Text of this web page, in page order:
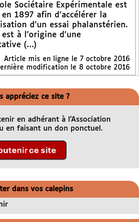
Sociétaire Expérimentale est
en 1897 afin d’accélérer la
d’un essai phalanstérien.
est à l’origine d’une
(…)
Article mis en ligne le 7 octobre 2016
modification le 8 octobre 2016
appréciez ce site ?
en adhérant à l’Association
en faisant un don ponctuel.
dans vos calepins